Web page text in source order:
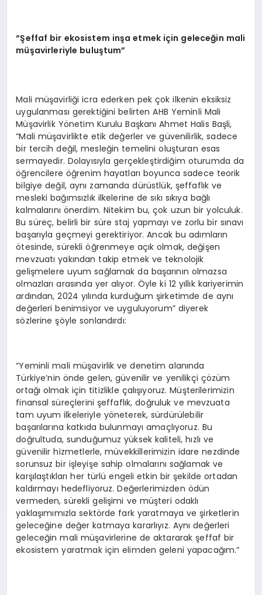
“Şeffaf bir ekosistem inşa etmek için geleceğin mali
müşavirleriyle buluştum”
Mali müşavirliği icra ederken pek çok ilkenin eksiksiz
uygulanması gerektiğini belirten AHB Yeminli Mali
Müşavirlik Yönetim Kurulu Başkanı Ahmet Halis Başli,
“Mali müşavirlikte etik değerler ve güvenilirlik, sadece
bir tercih değil, mesleğin temelini oluşturan esas
sermayedir. Dolayısıyla gerçekleştirdiğim oturumda da
öğrencilere öğrenim hayatları boyunca sadece teorik
bilgiye değil, aynı zamanda dürüstlük, şeffaflık ve
mesleki bağımsızlık ilkelerine de sıkı sıkıya bağlı
kalmalarını önerdim. Nitekim bu, çok uzun bir yolculuk.
Bu süreç, belirli bir süre staj yapmayı ve zorlu bir sınavı
başarıyla geçmeyi gerektiriyor. Ancak bu adımların
ötesinde, sürekli öğrenmeye açık olmak, değişen
mevzuatı yakından takip etmek ve teknolojik
gelişmelere uyum sağlamak da başarının olmazsa
olmazları arasında yer alıyor. Öyle ki 12 yıllık kariyerimin
ardından, 2024 yılında kurduğum şirketimde de aynı
değerleri benimsiyor ve uyguluyorum” diyerek
sözlerine şöyle sonlandırdı:
“Yeminli mali müşavirlik ve denetim alanında
Türkiye’nin önde gelen, güvenilir ve yenilikçi çözüm
ortağı olmak için titizlikle çalışıyoruz. Müşterilerimizin
finansal süreçlerini şeffaflık, doğruluk ve mevzuata
tam uyum ilkeleriyle yöneterek, sürdürülebilir
başarılarına katkıda bulunmayı amaçlıyoruz. Bu
doğrultuda, sunduğumuz yüksek kaliteli, hızlı ve
güvenilir hizmetlerle, müvekkillerimizin idare nezdinde
sorunsuz bir işleyişe sahip olmalarını sağlamak ve
karşılaştıkları her türlü engeli etkin bir şekilde ortadan
kaldırmayı hedefliyoruz. Değerlerimizden ödün
vermeden, sürekli gelişimi ve müşteri odaklı
yaklaşımımızla sektörde fark yaratmaya ve şirketlerin
geleceğine değer katmaya kararlıyız. Aynı değerleri
geleceğin mali müşavirlerine de aktararak şeffaf bir
ekosistem yaratmak için elimden geleni yapacağım.”